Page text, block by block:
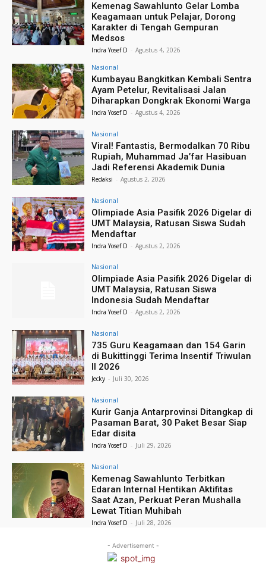
Kemenag Sawahlunto Gelar Lomba
Keagamaan untuk Pelajar, Dorong
Karakter di Tengah Gempuran
Medsos
Indra Yosef D - Agustus 4, 2026
Nasional
Kumbayau Bangkitkan Kembali Sentra
Ayam Petelur, Revitalisasi Jalan
Diharapkan Dongkrak Ekonomi Warga
Indra Yosef D - Agustus 4, 2026
Nasional
Viral! Fantastis, Bermodalkan 70 Ribu
Rupiah, Muhammad Ja’far Hasibuan
Jadi Referensi Akademik Dunia
Redaksi - Agustus 2, 2026
Nasional
Olimpiade Asia Pasifik 2026 Digelar di
UMT Malaysia, Ratusan Siswa Sudah
Mendaftar
Indra Yosef D - Agustus 2, 2026
Nasional
Olimpiade Asia Pasifik 2026 Digelar di
UMT Malaysia, Ratusan Siswa
Indonesia Sudah Mendaftar
Indra Yosef D - Agustus 2, 2026
Nasional
735 Guru Keagamaan dan 154 Garin
di Bukittinggi Terima Insentif Triwulan
II 2026
Jecky - Juli 30, 2026
Nasional
Kurir Ganja Antarprovinsi Ditangkap di
Pasaman Barat, 30 Paket Besar Siap
Edar disita
Indra Yosef D - Juli 29, 2026
Nasional
Kemenag Sawahlunto Terbitkan
Edaran Internal Hentikan Aktifitas
Saat Azan, Perkuat Peran Mushalla
Lewat Titian Muhibah
Indra Yosef D - Juli 28, 2026
- Advertisement -